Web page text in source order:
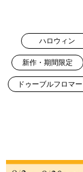
ハロウィン
新作・期間限定
ドゥーブルフロマー